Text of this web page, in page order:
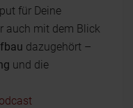
für Deine
auch mit dem Blick
dazugehört –
und die